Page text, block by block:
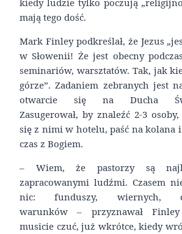
kiedy ludzie tylko poczują
mają tego dość.
Mark Finley podkreślał, że Jezus
w Słowenii! Że jest obecny
seminariów, warsztatów. Tak, jak
górze”. Zadaniem zebranych jest
otwarcie się na Ducha
Zasugerował, by znaleźć 2-3
się z nimi w hotelu, paść na kolana
czas z Bogiem.
– Wiem, że pastorzy są
zapracowanymi ludźmi. Czasem
nic: funduszy, wiernych,
warunków – przyznawał
musicie czuć, już wkrótce, kiedy